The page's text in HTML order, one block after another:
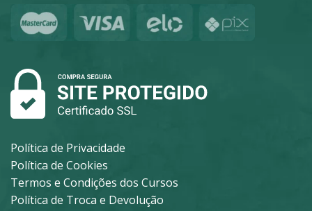
Política de Privacidade
Política de Cookies
Termos e Condições dos Cursos
Política de Troca e Devolução